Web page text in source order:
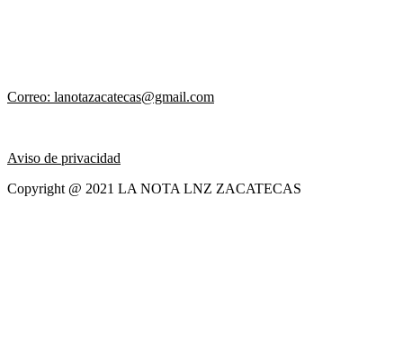
Correo: lanotazacatecas@gmail.com
Aviso de privacidad
Copyright @ 2021 LA NOTA LNZ ZACATECAS